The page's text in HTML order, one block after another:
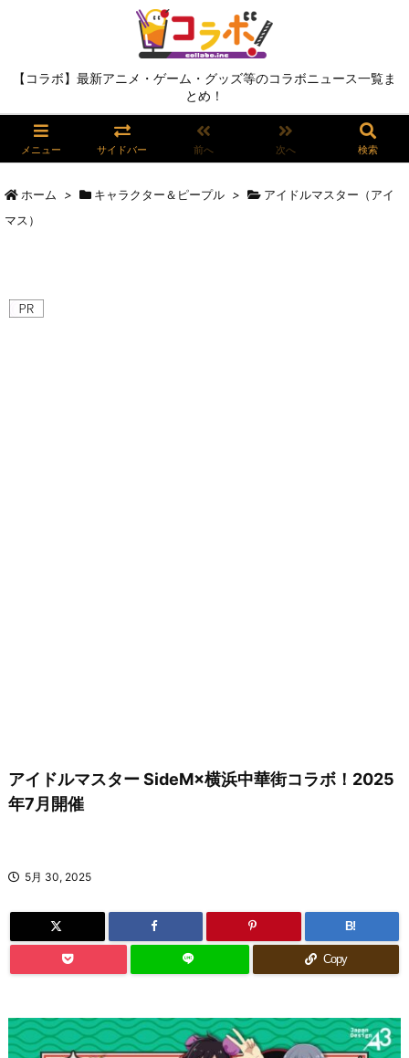
【コラボ】最新アニメ・ゲーム・グッズ等のコラボニュース一覧ま
とめ！
メニュー サイドバー 前へ 次へ 検索
ホーム > キャラクター＆ピープル >
アイドルマスター（アイ
マス）
アイドルマスター SideM×横浜中華街コラボ！2025
年7月開催
5月 30, 2025
B!
Copy